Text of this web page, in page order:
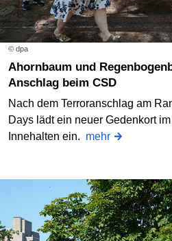
© dpa
Ahornbaum und Regenbogenbank erinnern an
Anschlag beim CSD
Nach dem Terroranschlag am
Days lädt ein neuer Gedenkort
Innehalten ein. mehr